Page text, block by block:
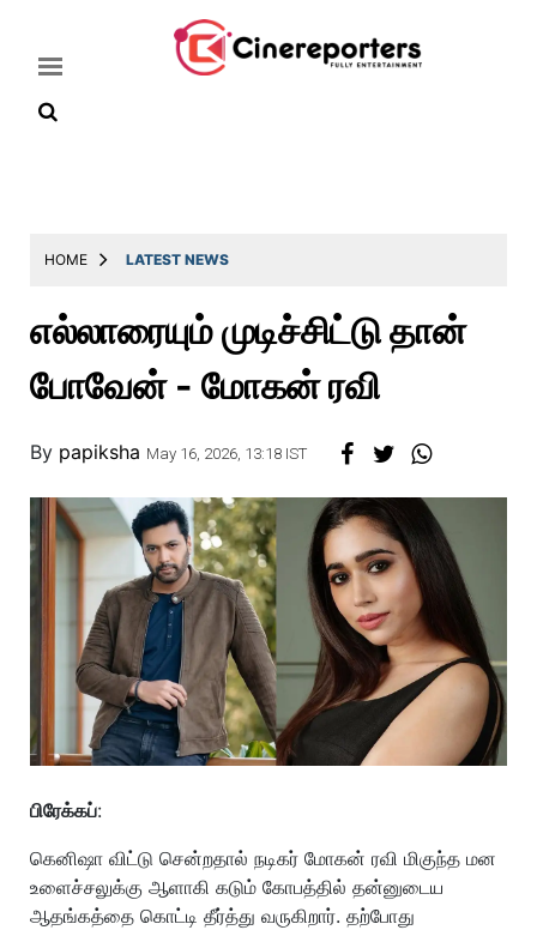
Latest
Throwback
Television
Photos
Story
HOME LATEST NEWS
எல்லாரையும் முடிச்சிட்டு தான்
போவேன் - மோகன் ரவி
By papiksha May 16, 2026, 13:18 IST
பிரேக்கப்:
கெனிஷா விட்டு சென்றதால் நடிகர் மோகன் ரவி மிகுந்த மன
உளைச்சலுக்கு ஆளாகி கடும் கோபத்தில் தன்னுடைய
ஆதங்கத்தை கொட்டி தீர்த்து வருகிறார். தற்போது